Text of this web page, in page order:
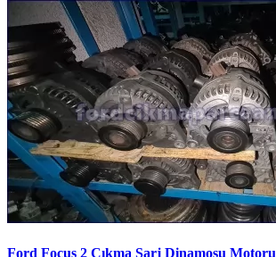
Ford Focus 2 Çıkma Şarj Dinamosu Motoru